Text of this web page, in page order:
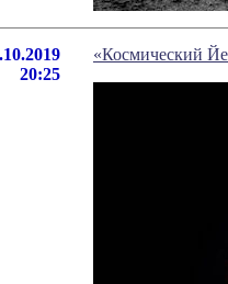
20:25
«Космический